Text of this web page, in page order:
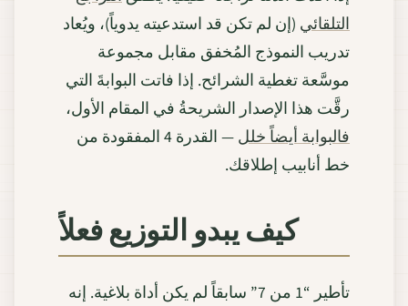
التلقائي (إن لم تكن قد استدعيته يدوياً)، ويُعاد
تدريب النموذج المُخفق مقابل مجموعة
موسَّعة تغطية الشرائح. إذا فاتت البوابةَ التي
رقَّت هذا الإصدار الشريحةُ في المقام الأول،
فالبوابة أيضاً خلل
— القدرة 4 المفقودة من
خط أنابيب إطلاقك.
كيف يبدو التوزيع فعلاً
تأطير “1 من 7” سابقاً لم يكن أداة بلاغية. إنه